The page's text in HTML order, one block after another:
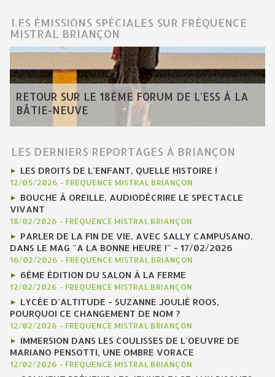
LES ÉMISSIONS SPÉCIALES SUR FRÉQUENCE
MISTRAL BRIANÇON
RETOUR SUR LE 18ÈME FORUM DE L'ESS À LA
BÂTIE-NEUVE
LES DERNIERS REPORTAGES À BRIANÇON
LES DROITS DE L'ENFANT, QUELLE HISTOIRE !
12/05/2026 - FREQUENCE MISTRAL BRIANÇON
BOUCHE À OREILLE, AUDIODÉCRIRE LE SPECTACLE
VIVANT
18/02/2026 - FREQUENCE MISTRAL BRIANÇON
PARLER DE LA FIN DE VIE, AVEC SALLY CAMPUSANO,
DANS LE MAG "A LA BONNE HEURE !" - 17/02/2026
16/02/2026 - FREQUENCE MISTRAL BRIANÇON
6ÈME ÉDITION DU SALON À LA FERME
12/02/2026 - FREQUENCE MISTRAL BRIANÇON
LYCÉE D'ALTITUDE - SUZANNE JOULIÉ ROOS,
POURQUOI CE CHANGEMENT DE NOM ?
12/02/2026 - FREQUENCE MISTRAL BRIANÇON
IMMERSION DANS LES COULISSES DE L'OEUVRE DE
MARIANO PENSOTTI, UNE OMBRE VORACE
12/02/2026 - FREQUENCE MISTRAL BRIANÇON